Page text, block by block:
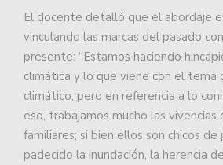
El docente detalló que el abordaje
vinculando las marcas del pasado
presente: “Estamos haciendo
climática y lo que viene con el tema
climático, pero en referencia a lo
eso, trabajamos mucho las
familiares; si bien ellos son chicos de
padecido la inundación, la herencia